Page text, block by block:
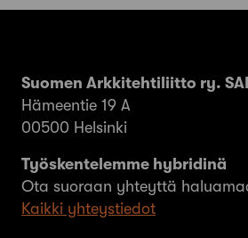
Suomen Arkkitehtiliitto ry.
Hämeentie 19 A
00500 Helsinki
Työskentelemme hybridinä
Ota suoraan yhteyttä
Kaikki yhteystiedot